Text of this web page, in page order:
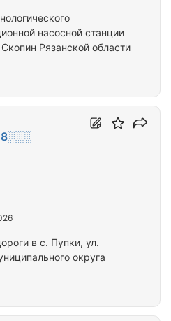
насосной станции
Рязанской области
в с. Пупки, ул.
округа